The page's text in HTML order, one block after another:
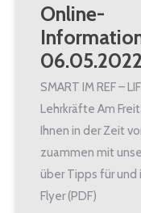
Online-
06.05.2022
SMART IM REF –
Lehrkräfte Am
Ihnen in der Zeit
zuammen mit
über Tipps für und
Flyer (PDF)